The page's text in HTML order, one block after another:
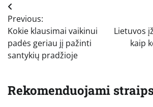
Navigacija
tarp
įrašų
Previous:
Kokie klausimai vaikinui
padės geriau jį pažinti
santykių pradžioje
Lietuvos
kaip
Rekomenduojami